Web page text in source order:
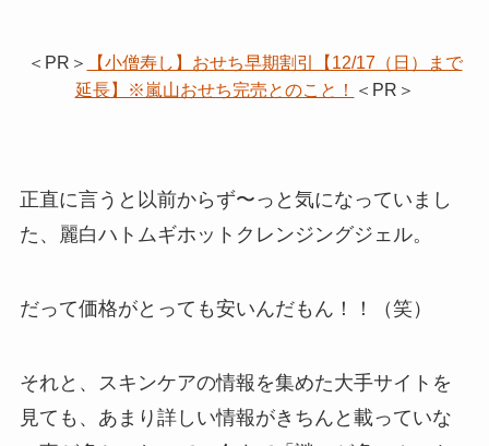
＜PR＞
【小僧寿し】おせち早期割引【12/17（日）まで
延長】※嵐山おせち完売とのこと！
＜PR＞
正直に言うと以前からず〜っと気になっていまし
た、麗白ハトムギホットクレンジングジェル。
だって価格がとっても安いんだもん！！（笑）
それと、スキンケアの情報を集めた大手サイトを
見ても、あまり詳しい情報がきちんと載っていな